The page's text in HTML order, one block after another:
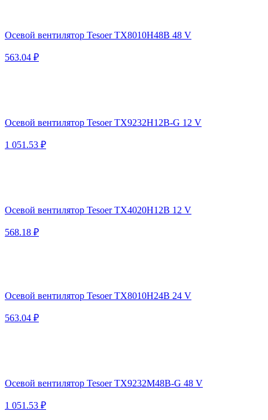
Осевой вентилятор Tesoer TX8010H48B 48 V
563.04 ₽
Осевой вентилятор Tesoer TX9232H12B-G 12 V
1 051.53 ₽
Осевой вентилятор Tesoer TX4020H12B 12 V
568.18 ₽
Осевой вентилятор Tesoer TX8010H24B 24 V
563.04 ₽
Осевой вентилятор Tesoer TX9232M48B-G 48 V
1 051.53 ₽